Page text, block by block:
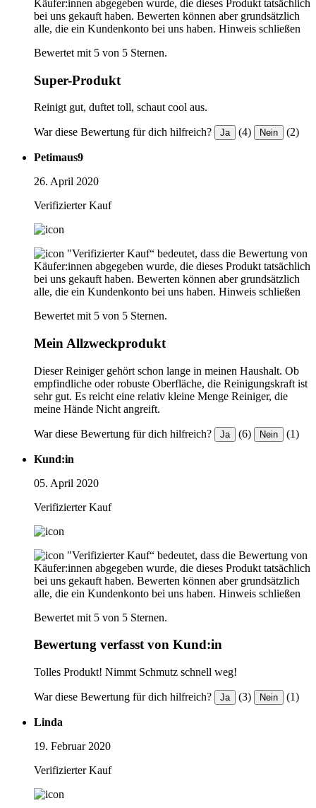
Käufer:innen abgegeben wurde, die dieses Produkt tatsächlich
bei uns gekauft haben. Bewerten können aber grundsätzlich
alle, die ein Kundenkonto bei uns haben. Hinweis schließen
Bewertet mit 5 von 5 Sternen.
Super-Produkt
Reinigt gut, duftet toll, schaut cool aus.
War diese Bewertung für dich hilfreich? Ja (4) Nein (2)
Petimaus9
26. April 2020
Verifizierter Kauf
"Verifizierter Kauf“ bedeutet, dass die Bewertung von
Käufer:innen abgegeben wurde, die dieses Produkt tatsächlich
bei uns gekauft haben. Bewerten können aber grundsätzlich
alle, die ein Kundenkonto bei uns haben. Hinweis schließen
Bewertet mit 5 von 5 Sternen.
Mein Allzweckprodukt
Dieser Reiniger gehört schon lange in meinen Haushalt. Ob
empfindliche oder robuste Oberfläche, die Reinigungskraft ist
sehr gut. Es reicht eine relativ kleine Menge Reiniger, die
meine Hände Nicht angreift.
War diese Bewertung für dich hilfreich? Ja (6) Nein (1)
Kund:in
05. April 2020
Verifizierter Kauf
"Verifizierter Kauf“ bedeutet, dass die Bewertung von
Käufer:innen abgegeben wurde, die dieses Produkt tatsächlich
bei uns gekauft haben. Bewerten können aber grundsätzlich
alle, die ein Kundenkonto bei uns haben. Hinweis schließen
Bewertet mit 5 von 5 Sternen.
Bewertung verfasst von Kund:in
Tolles Produkt! Nimmt Schmutz schnell weg!
War diese Bewertung für dich hilfreich? Ja (3) Nein (1)
Linda
19. Februar 2020
Verifizierter Kauf